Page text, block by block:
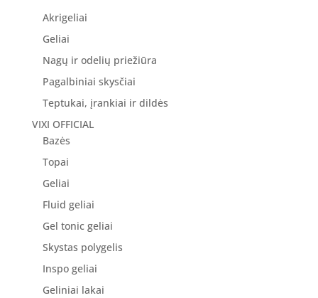
Akrigeliai
Geliai
Nagų ir odelių priežiūra
Pagalbiniai skysčiai
Teptukai, įrankiai ir dildės
VIXI OFFICIAL
Bazės
Topai
Geliai
Fluid geliai
Gel tonic geliai
Skystas polygelis
Inspo geliai
Geliniai lakai